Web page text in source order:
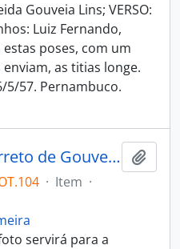
Gouveia Lins; VERSO:
Luiz Fernando,
poses, com um
as titias longe.
5/57. Pernambuco.
Iedda de Almeida Barreto de Gouveia e Luiz Fernando Gouveia Limeira
· Item ·
servirá para a